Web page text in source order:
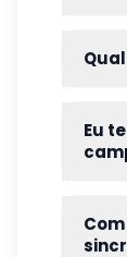
Eu
Suas